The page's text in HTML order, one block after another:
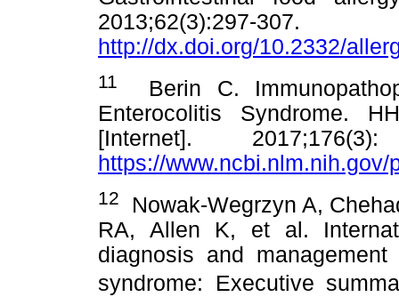
http://dx.doi.org/10.2332/
11
Berin C.
Enterocolitis Syndrome.
[Internet].
https://
12
Nowak-Wegrzyn A,
RA, Allen K, et al.
diagnosis and
syndrome: Executive